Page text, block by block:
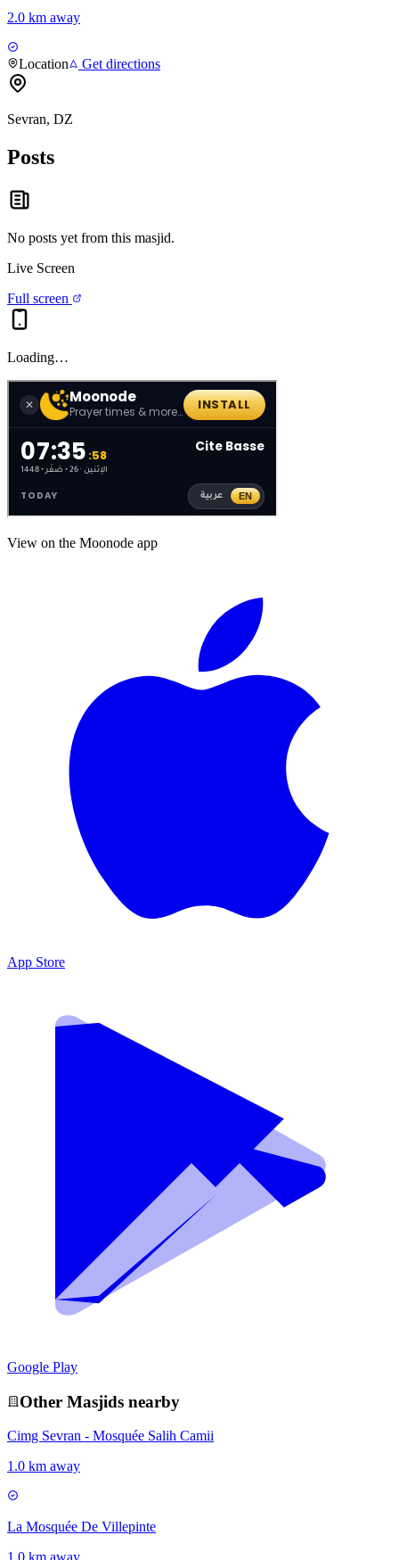
2.0 km away
Location Get directions
Sevran, DZ
Posts
No posts yet from this masjid.
Live Screen
Full screen
Loading…
View on the Moonode app
App Store
Google Play
Other Masjids nearby
Cimg Sevran - Mosquée Salih Camii
1.0 km away
La Mosquée De Villepinte